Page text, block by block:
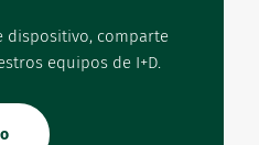
dispositivo, comparte
equipos de I+D.